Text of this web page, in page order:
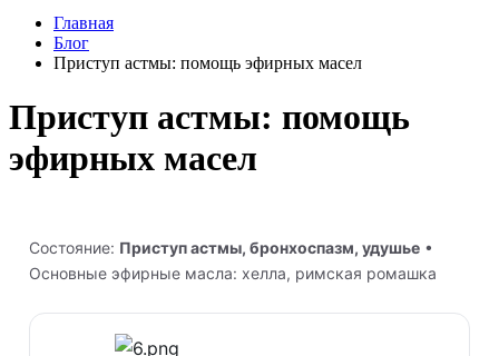
Главная
Блог
Приступ астмы: помощь эфирных масел
Приступ астмы: помощь
эфирных масел
Состояние: Приступ астмы, бронхоспазм, удушье •
Основные эфирные масла: хелла, римская ромашка